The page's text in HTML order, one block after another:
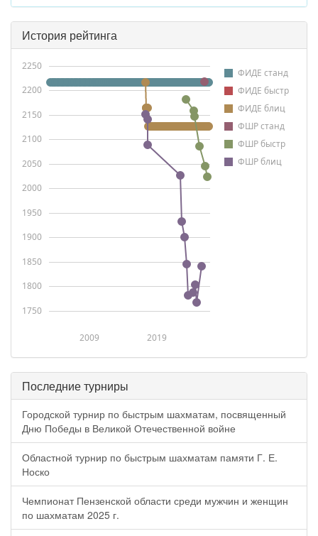
История рейтинга
ФИДЕ станд
ФИДЕ быстр
ФИДЕ блиц
ФШР станд
ФШР быстр
ФШР блиц
2009 2019
1750
1800
1850
1900
1950
2000
2050
2100
2150
2200
2250
Последние турниры
Городской турнир по быстрым шахматам, посвященный
Дню Победы в Великой Отечественной войне
Областной турнир по быстрым шахматам памяти Г. Е.
Носко
Чемпионат Пензенской области среди мужчин и женщин
по шахматам 2025 г.